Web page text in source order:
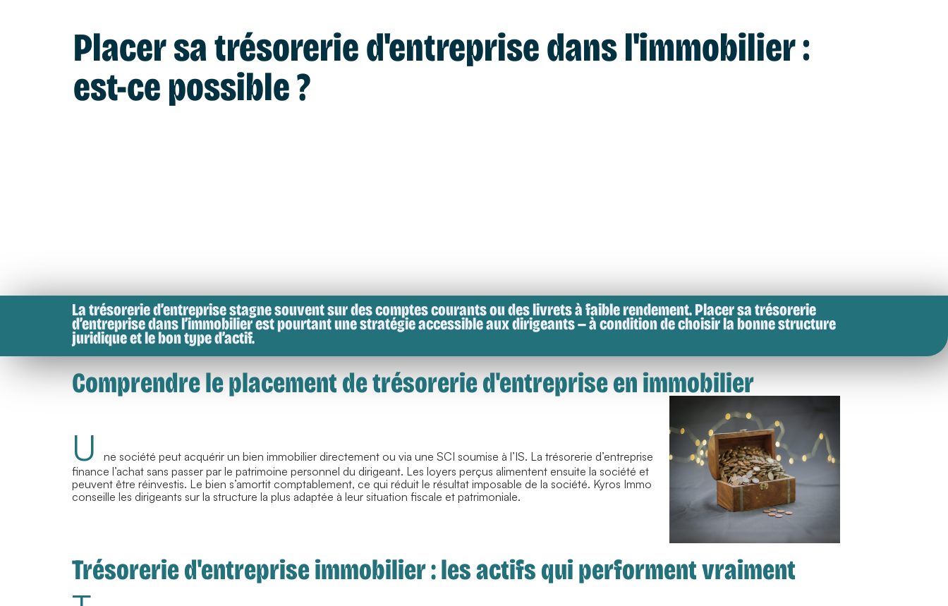
Placer sa trésorerie d'entreprise dans l'immobilier :
est-ce possible ?
Latrésorerie d’entreprisestagne souvent sur des comptes courants ou des livrets à faible rendement. Placer sa trésorerie
d’entreprise dans l’immobilier est pourtant une stratégie accessible aux dirigeants — à condition de choisir la bonne structure
juridique et le bon type d’actif.
Comprendre le placement de trésorerie d'entreprise en immobilier
U
ne société peut acquérir un bien immobilier directement ou via une SCI soumise à l’IS. La trésorerie d’entreprise
finance l’achat sans passer par le patrimoine personnel du dirigeant. Les loyers perçus alimentent ensuite la société et
peuvent être réinvestis. Le bien s’amortit comptablement, ce qui réduit le résultat imposable de la société. Kyros Immo
conseille les dirigeants sur la structure la plus adaptée à leur situation fiscale et patrimoniale.
Trésorerie d'entreprise immobilier : les actifs qui performent vraiment